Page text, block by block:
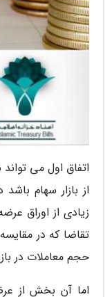
اتفاق اول می
از بازار سهام
زیادی از اوراق
تقاضا که در
حجم معاملات در
اما آن بخش از